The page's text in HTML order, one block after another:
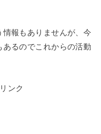
報もありませんが、今
るのでこれからの活動
ンク